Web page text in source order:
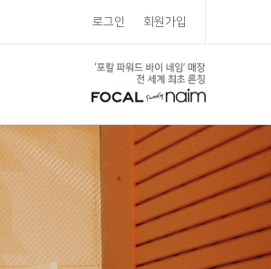
로그인 회원가입